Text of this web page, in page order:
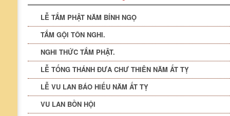
LỄ TẮM PHẬT NĂM BÍNH NGỌ
TẮM GỘI TÔN NGHI.
NGHI THỨC TẮM PHẬT.
LỄ TỐNG THÁNH ĐƯA CHƯ THIÊN NĂM ẤT TỴ
LỄ VU LAN BÁO HIẾU NĂM ẤT TỴ
VU LAN BỒN HỘI